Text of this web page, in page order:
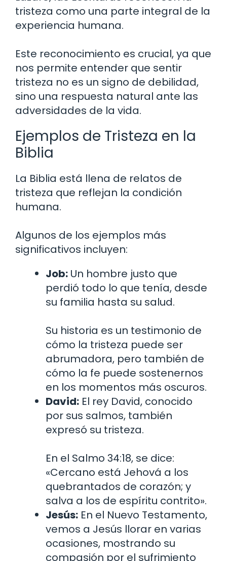
tristeza como una parte integral de la
experiencia humana.
Este reconocimiento es crucial, ya que
nos permite entender que sentir
tristeza no es un signo de debilidad,
sino una respuesta natural ante las
adversidades de la vida.
Ejemplos de Tristeza en la
Biblia
La Biblia está llena de relatos de
tristeza que reflejan la condición
humana.
Algunos de los ejemplos más
significativos incluyen:
Job: Un hombre justo que
perdió todo lo que tenía, desde
su familia hasta su salud.
Su historia es un testimonio de
cómo la tristeza puede ser
abrumadora, pero también de
cómo la fe puede sostenernos
en los momentos más oscuros.
David: El rey David, conocido
por sus salmos, también
expresó su tristeza.
En el Salmo 34:18, se dice:
«Cercano está Jehová a los
quebrantados de corazón; y
salva a los de espíritu contrito».
Jesús: En el Nuevo Testamento,
vemos a Jesús llorar en varias
ocasiones, mostrando su
compasión por el sufrimiento